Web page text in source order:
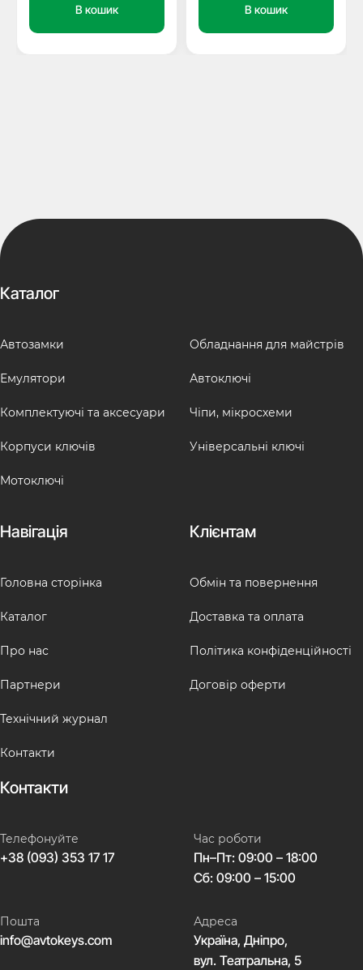
В кошик В кошик
Каталог
Автозамки
Емулятори
Комплектуючі та аксесуари
Корпуси ключів
Мотоключі
Обладнання для майстрів
Автоключі
Чіпи, мікросхеми
Універсальні ключі
Навігація
Головна сторінка
Каталог
Про нас
Партнери
Технічний журнал
Контакти
Клієнтам
Обмін та повернення
Доставка та оплата
Політика конфіденційності
Договір оферти
Контакти
Телефонуйте
+38 (093) 353 17 17
Час роботи
Пн–Пт: 09:00 – 18:00
Сб: 09:00 – 15:00
Пошта
info@avtokeys.com
Адреса
Україна, Дніпро,
вул. Театральна, 5